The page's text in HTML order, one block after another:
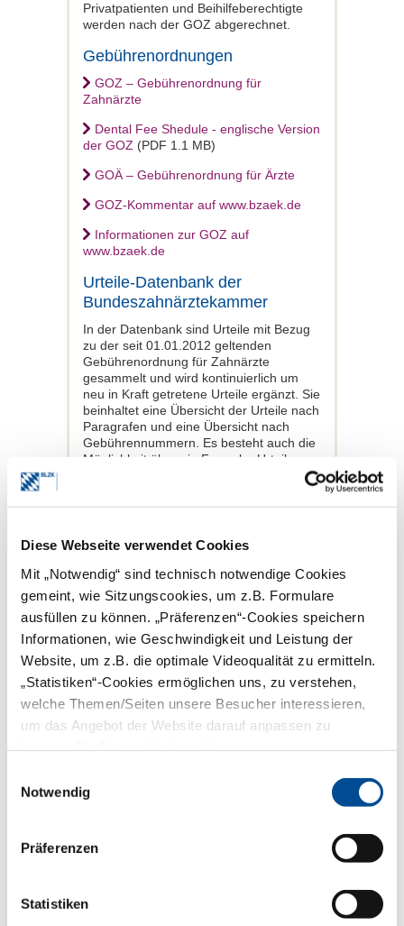
Diese Webseite verwendet Cookies
Mit „Notwendig“ sind technisch notwendige Cookies
gemeint, wie Sitzungscookies, um z.B. Formulare
ausfüllen zu können. „Präferenzen“-Cookies speichern
Informationen, wie Geschwindigkeit und Leistung der
Website, um z.B. die optimale Videoqualität zu ermitteln.
„Statistiken“-Cookies ermöglichen uns, zu verstehen,
welche Themen/Seiten unsere Besucher interessieren,
um das Angebot der Website darauf anpassen zu
Notwendig
Präferenzen
Statistiken
Privatpatienten und Beihilfeberechtigte
werden nach der GOZ abgerechnet.
Gebührenordnungen
GOZ – Gebührenordnung für
Zahnärzte
Dental Fee Shedule - englische Version
der GOZ (PDF 1.1 MB)
GOÄ – Gebührenordnung für Ärzte
GOZ-Kommentar auf www.bzaek.de
Informationen zur GOZ auf
www.bzaek.de
Urteile-Datenbank der
Bundeszahnärztekammer
In der Datenbank sind Urteile mit Bezug
zu der seit 01.01.2012 geltenden
Gebührenordnung für Zahnärzte
gesammelt und wird kontinuierlich um
neu in Kraft getretene Urteile ergänzt. Sie
beinhaltet eine Übersicht der Urteile nach
Paragrafen und eine Übersicht nach
Gebührennummern. Es besteht auch die
Möglichkeit über ein Formular Urteile
Urteile-Datenbank auf www.bzaek.de
Gebührenordnung für
Zahnärzte (GOZ)